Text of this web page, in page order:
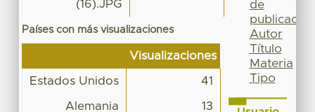
(16).JPG
Países con más visualizaciones
Visualizaciones
Estados Unidos 41
Alemania 13
de
publicación
Autor
Título
Materia
Tipo